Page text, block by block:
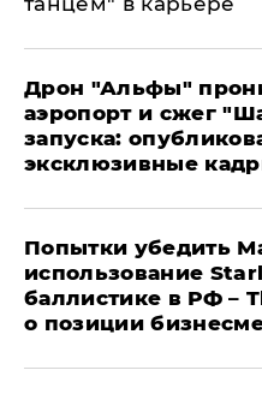
Дрон "Альфы"
аэропорт и сжег
запуска:
эксклюзивные
Попытки убедить
использование
баллистике в РФ –
о позиции